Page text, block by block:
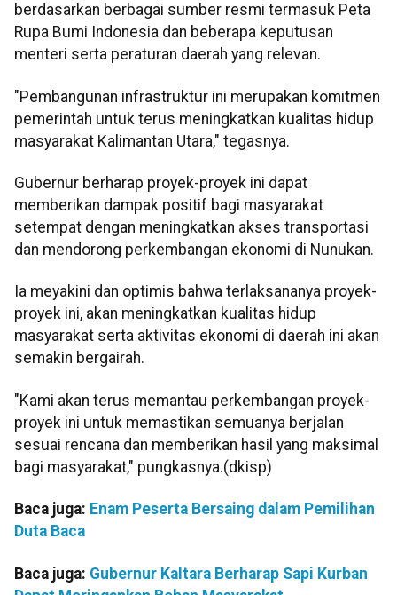
berdasarkan berbagai sumber resmi termasuk Peta
Rupa Bumi Indonesia dan beberapa keputusan
menteri serta peraturan daerah yang relevan.
"Pembangunan infrastruktur ini merupakan komitmen
pemerintah untuk terus meningkatkan kualitas hidup
masyarakat Kalimantan Utara," tegasnya.
Gubernur berharap proyek-proyek ini dapat
memberikan dampak positif bagi masyarakat
setempat dengan meningkatkan akses transportasi
dan mendorong perkembangan ekonomi di Nunukan.
Ia meyakini dan optimis bahwa terlaksananya proyek-
proyek ini, akan meningkatkan kualitas hidup
masyarakat serta aktivitas ekonomi di daerah ini akan
semakin bergairah.
"Kami akan terus memantau perkembangan proyek-
proyek ini untuk memastikan semuanya berjalan
sesuai rencana dan memberikan hasil yang maksimal
bagi masyarakat," pungkasnya.(dkisp)
Baca juga: Enam Peserta Bersaing dalam Pemilihan
Duta Baca
Baca juga: Gubernur Kaltara Berharap Sapi Kurban